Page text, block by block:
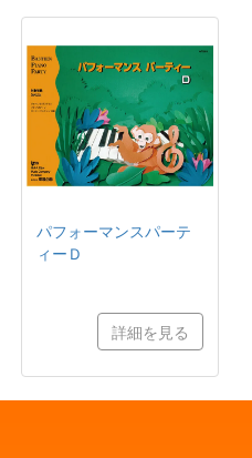
パフォーマンスパーテ
ィーＤ
詳細を見る